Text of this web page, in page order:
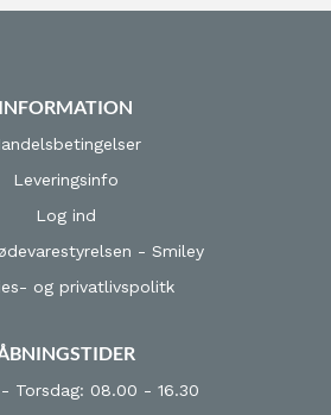
INFORMATION
Leveringsinfo
Log ind
- Smiley
og privatlivspolitk
- Torsdag: 08.00 - 16.30